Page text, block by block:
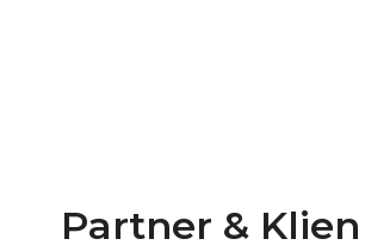
Partner &